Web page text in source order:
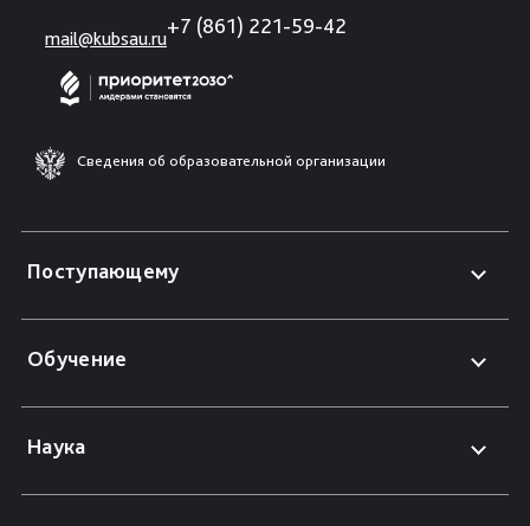
mail@kubsau.ru
+7 (861) 221-59-42
Сведения об образовательной организации
Поступающему
Обучение
Наука